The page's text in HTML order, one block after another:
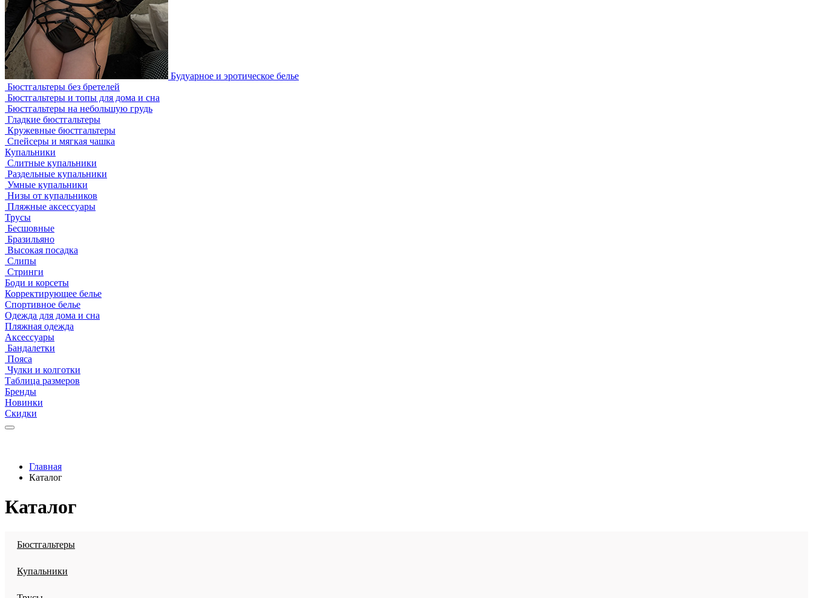
Будуарное и эротическое белье
Бюстгальтеры без бретелей
Бюстгальтеры и топы для дома и сна
Бюстгальтеры на небольшую грудь
Гладкие бюстгальтеры
Кружевные бюстгальтеры
Спейсеры и мягкая чашка
Купальники
Слитные купальники
Раздельные купальники
Умные купальники
Низы от купальников
Пляжные аксессуары
Трусы
Бесшовные
Бразильяно
Высокая посадка
Слипы
Стринги
Боди и корсеты
Корректирующее белье
Спортивное белье
Одежда для дома и сна
Пляжная одежда
Аксессуары
Бандалетки
Пояса
Чулки и колготки
Таблица размеров
Бренды
Новинки
Скидки
Главная
Каталог
Каталог
Бюстгальтеры
Купальники